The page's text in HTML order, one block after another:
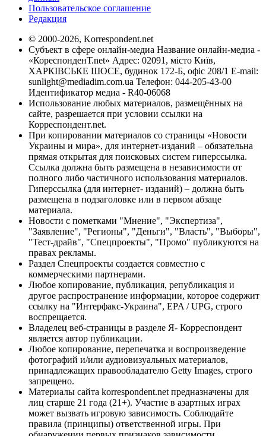
Пользовательское соглашение
Редакция
© 2000-2026, Korrespondent.net
Субъект в сфере онлайн-медиа Название онлайн-медиа -
«КореспонденТ.net» Адрес: 02091, місто Київ,
ХАРКІВСЬКЕ ШОСЕ, будинок 172-Б, офіс 208/1 E-mail:
sunlight@mediadim.com.ua Телефон: 044-205-43-00
Идентификатор медиа - R40-06068
Использование любых материалов, размещённых на
сайте, разрешается при условии ссылки на
Корреспондент.net.
При копировании материалов со страницы «Новости
Украины и мира», для интернет-изданий – обязательна
прямая открытая для поисковых систем гиперссылка.
Ссылка должна быть размещена в независимости от
полного либо частичного использования материалов.
Гиперссылка (для интернет- изданий) – должна быть
размещена в подзаголовке или в первом абзаце
материала.
Новости с пометками "Мнение", "Экспертиза",
"Заявление", "Регионы", "Деньги", "Власть", "Выборы",
"Тест-драйв", "Спецпроекты", "Промо" публикуются на
правах рекламы.
Раздел Спецпроекты создается совместно с
коммерческими партнерами.
Любое копирование, публикация, републикация и
другое распространение информации, которое содержит
ссылку на "Интерфакс-Украина", EPA / UPG, строго
воспрещается.
Владелец веб-страницы в разделе Я- Корреспондент
является автор публикации.
Любое копирование, перепечатка и воспроизведение
фотографий и/или аудиовизуальных материалов,
принадлежащих правообладателю Getty Images, строго
запрещено.
Материалы сайта korrespondent.net предназначены для
лиц старше 21 года (21+). Участие в азартных играх
может вызвать игровую зависимость. Соблюдайте
правила (принципы) ответственной игры. При